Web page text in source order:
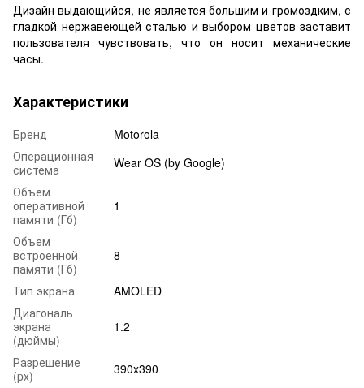
Дизайн выдающийся, не является большим и громоздким, с
гладкой нержавеющей сталью и выбором цветов заставит
пользователя чувствовать, что он носит механические
часы.
Характеристики
Бренд
Motorola
Операционная
система
Wear OS (by Google)
Объем
оперативной
памяти (Гб)
1
Объем
встроенной
памяти (Гб)
8
Тип экрана
AMOLED
Диагональ
экрана
(дюймы)
1.2
Разрешение
(px)
390x390